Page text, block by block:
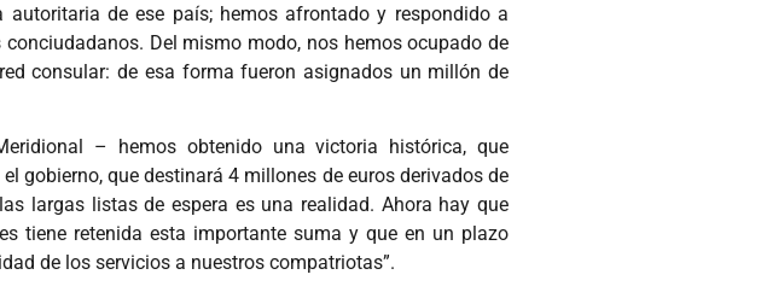
de ese país; hemos afrontado y respondido a
Del mismo modo, nos hemos ocupado de
consular: de esa forma fueron asignados un millón de
– hemos obtenido una victoria histórica, que
gobierno, que destinará 4 millones de euros derivados de
largas listas de espera es una realidad. Ahora hay que
tiene retenida esta importante suma y que en un plazo
de los servicios a nuestros compatriotas”.